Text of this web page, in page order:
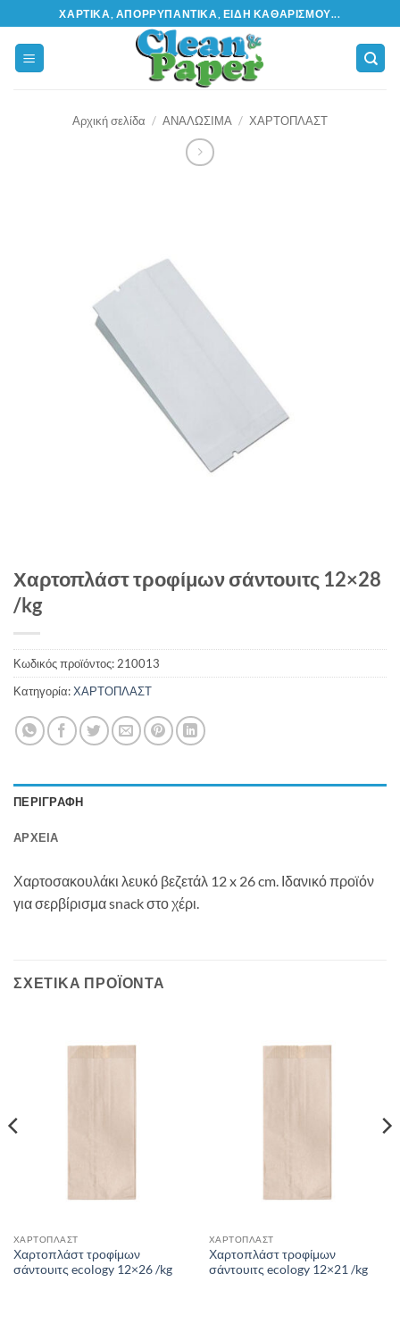
Μετάβαση
στο
περιεχόμενο
ΧΑΡΤΙΚΆ, ΑΠΟΡΡΥΠΑΝΤΙΚΆ, ΕΊΔΗ ΚΑΘΑΡΙΣΜΟΎ...
Αρχική σελίδα / ΑΝΑΛΩΣΙΜΑ / ΧΑΡΤΟΠΛΑΣΤ
Χαρτοπλάστ τροφίμων σάντουιτς 12×28
/kg
Κωδικός προϊόντος: 210013
Κατηγορία:ΧΑΡΤΟΠΛΑΣΤ
ΠΕΡΙΓΡΑΦΉ
ΑΡΧΕΊΑ
Χαρτοσακουλάκι λευκό βεζετάλ 12 x 26 cm. Ιδανικό προϊόν
για σερβίρισμα snack στο χέρι.
ΣΧΕΤΙΚΆ ΠΡΟΪΌΝΤΑ
ΧΑΡΤΟΠΛΑΣΤ
Χαρτοπλάστ τροφίμων
σάντουιτς ecology 12×26 /kg
ΧΑΡΤΟΠΛΑΣΤ
Χαρτοπλάστ τροφίμων
σάντουιτς ecology 12×21 /kg